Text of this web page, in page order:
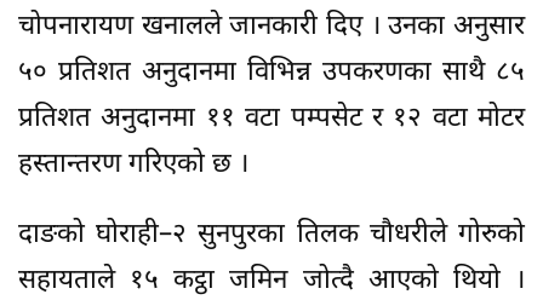
चोपनारायण खनालले जानकारी दिए । उनका अनुसार
५० प्रतिशत अनुदानमा विभिन्न उपकरणका साथै ८५
प्रतिशत अनुदानमा ११ वटा पम्पसेट र १२ वटा मोटर
हस्तान्तरण गरिएको छ ।
दाङको घोराही–२ सुनपुरका तिलक चौधरीले गोरुको
सहायताले १५ कट्ठा जमिन जोत्दै आएको थियो ।